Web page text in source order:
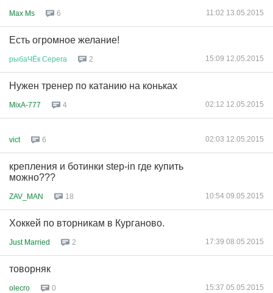
Max Ms 6 11:02 13.05.2015
Есть огромное желание!
рыбаЧЁк Серега 2 15:09 12.05.2015
Нужен тренер по катанию на коньках
MixA-777 4 02:12 12.05.2015
vict 6 02:03 12.05.2015
крепления и ботинки step-in где купить
можно???
ZAV_MAN 18 10:54 09.05.2015
Хоккей по вторникам в Курганово.
Just Married 2 17:39 08.05.2015
товорняк
olecro 0 15:37 05.05.2015